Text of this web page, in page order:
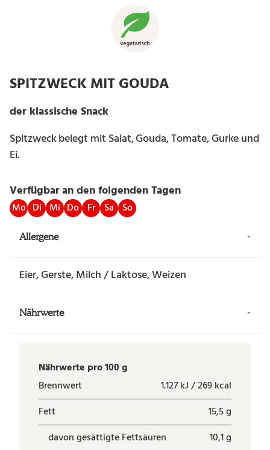
SPITZWECK MIT GOUDA
der klassische Snack
Spitzweck belegt mit Salat, Gouda, Tomate, Gurke und
Ei.
Verfügbar an den folgenden Tagen
Mo Di Mi Do Fr Sa So
Allergene -
Eier, Gerste, Milch / Laktose, Weizen
Nährwerte -
Nährwerte pro 100 g
Brennwert
1.127 kJ / 269 kcal
Fett
15,5 g
davon gesättigte Fettsäuren
10,1 g